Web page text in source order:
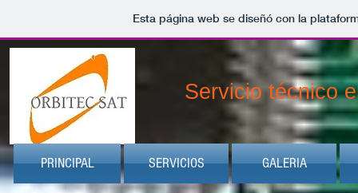
Esta página web se diseñó con la
Servicio técnico
PRINCIPAL SERVICIOS GALERIA